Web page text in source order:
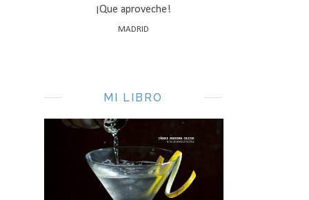
¡Que aproveche!
MADRID
MI LIBRO